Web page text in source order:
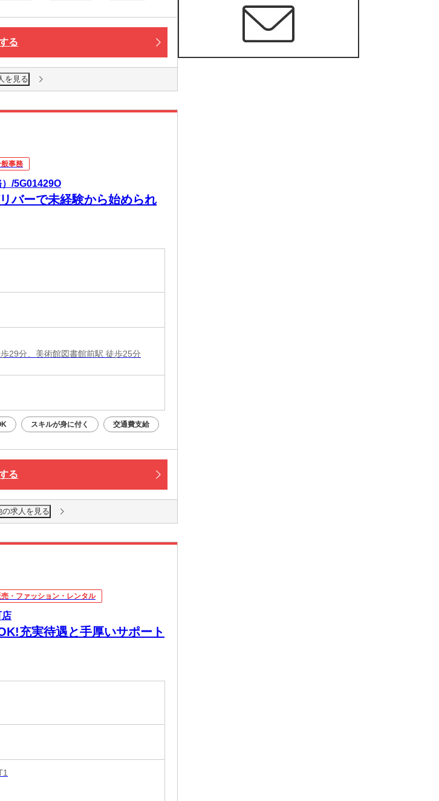
る
を見る
事務
/5G01429O
バーで未経験から始められ
29分、美術館図書館前駅 徒歩25分
スキルが身に付く 交通費支給
る
求人を見る
・ファッション・レンタル
店
充実待遇と手厚いサポート